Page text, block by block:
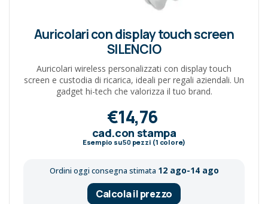
Auricolari con display touch screen
SILENCIO
Auricolari wireless personalizzati con display touch
screen e custodia di ricarica, ideali per regali aziendali. Un
gadget hi-tech che valorizza il tuo brand.
€14,76
cad.con stampa
Esempio su50pezzi (1 colore)
Ordini oggi consegna stimata 12 ago-14 ago
Calcola il prezzo